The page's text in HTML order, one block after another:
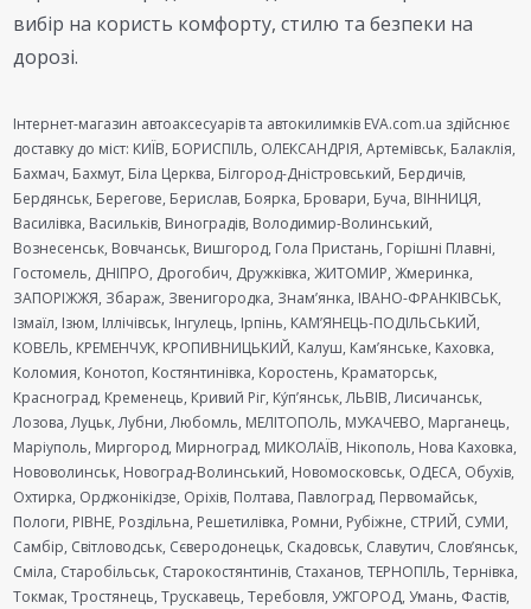
вибір на користь комфорту, стилю та безпеки на
дорозі.
Інтернет-магазин автоаксесуарів та автокилимків EVA.com.ua здійснює
доставку до міст: КИЇВ, БОРИСПІЛЬ, ОЛЕКСАНДРІЯ, Артемівськ, Балаклія,
Бахмач, Бахмут, Біла Церква, Білгород-Дністровський, Бердичів,
Бердянськ, Берегове, Берислав, Боярка, Бровари, Буча, ВІННИЦЯ,
Василівка, Васильків, Виноградів, Володимир-Волинський,
Вознесенськ, Вовчанськ, Вишгород, Гола Пристань, Горішні Плавні,
Гостомель, ДНІПРО, Дрогобич, Дружківка, ЖИТОМИР, Жмеринка,
ЗАПОРІЖЖЯ, Збараж, Звенигородка, Знам’янка, ІВАНО-ФРАНКІВСЬК,
Ізмаїл, Ізюм, Іллічівськ, Інгулець, Ірпінь, КАМ’ЯНЕЦЬ-ПОДІЛЬСЬКИЙ,
КОВЕЛЬ, КРЕМЕНЧУК, КРОПИВНИЦЬКИЙ, Калуш, Кам’янське, Каховка,
Коломия, Конотоп, Костянтинівка, Коростень, Краматорськ,
Красноград, Кременець, Кривий Ріг, Ку́п’янськ, ЛЬВІВ, Лисичанськ,
Лозова, Луцьк, Лубни, Любомль, МЕЛІТОПОЛЬ, МУКАЧЕВО, Марганець,
Маріуполь, Миргород, Мирноград, МИКОЛАЇВ, Нікополь, Нова Каховка,
Нововолинськ, Новоград-Волинський, Новомосковськ, ОДЕСА, Обухів,
Охтирка, Орджонікідзе, Оріхів, Полтава, Павлоград, Первомайськ,
Пологи, РІВНЕ, Роздільна, Решетилівка, Ромни, Рубіжне, СТРИЙ, СУМИ,
Самбір, Світловодськ, Сєверодонецьк, Скадовськ, Славутич, Слов’янськ,
Сміла, Старобільськ, Старокостянтинів, Стаханов, ТЕРНОПІЛЬ, Тернівка,
Токмак, Тростянець, Трускавець, Теребовля, УЖГОРОД, Умань, Фастів,